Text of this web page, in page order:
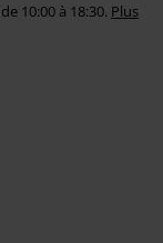
10:00 à 18:30. Plus